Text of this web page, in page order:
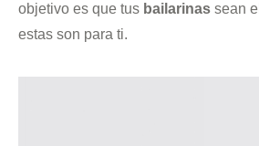
objetivo es que tus bailarinas sean
estas son para ti.